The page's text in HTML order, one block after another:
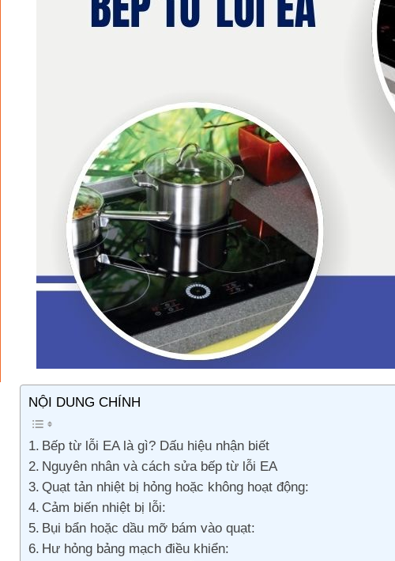
NỘI DUNG CHÍNH
Bếp từ lỗi EA là gì? Dấu hiệu nhận biết
Nguyên nhân và cách sửa bếp từ lỗi EA
Quạt tản nhiệt bị hỏng hoặc không hoạt động:
Cảm biến nhiệt bị lỗi:
Bụi bẩn hoặc dầu mỡ bám vào quạt:
Hư hỏng bảng mạch điều khiển: